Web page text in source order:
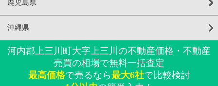
鹿児島県
沖縄県
河内郡上三川町大字上三川の不動産価格・不動産
売買の相場で無料一括査定
最高価格で売るなら最大6社で比較検討